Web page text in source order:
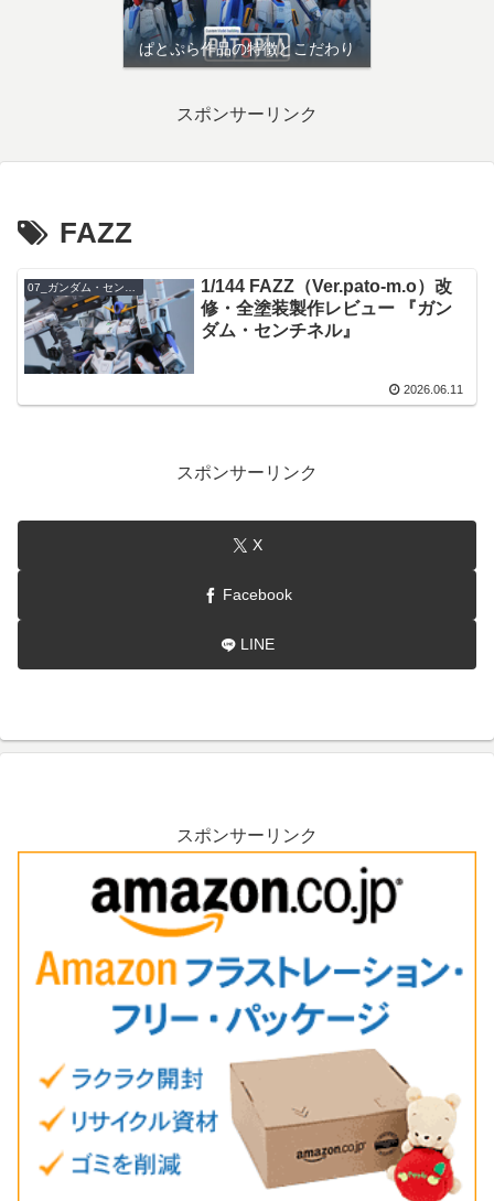
ぱとぷら作品の特徴とこだわり
スポンサーリンク
FAZZ
1/144 FAZZ（Ver.pato-m.o）改
修・全塗装製作レビュー 『ガン
ダム・センチネル』
2026.06.11
スポンサーリンク
X
Facebook
LINE
スポンサーリンク